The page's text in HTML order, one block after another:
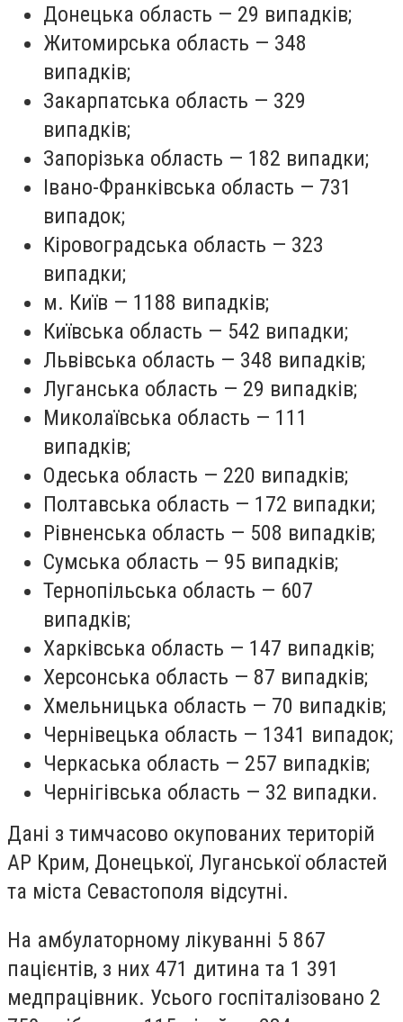
Донецька область — 29 випадків;
Житомирська область — 348
випадків;
Закарпатська область — 329
випадків;
Запорізька область — 182 випадки;
Івано-Франківська область — 731
випадок;
Кіровоградська область — 323
випадки;
м. Київ — 1188 випадків;
Київська область — 542 випадки;
Львівська область — 348 випадків;
Луганська область — 29 випадків;
Миколаївська область — 111
випадків;
Одеська область — 220 випадків;
Полтавська область — 172 випадки;
Рівненська область — 508 випадків;
Сумська область — 95 випадків;
Тернопільська область — 607
випадків;
Харківська область — 147 випадків;
Херсонська область — 87 випадків;
Хмельницька область — 70 випадків;
Чернівецька область — 1341 випадок;
Черкаська область — 257 випадків;
Чернігівська область — 32 випадки.
Дані з тимчасово окупованих територій
АР Крим, Донецької, Луганської областей
та міста Севастополя відсутні.
На амбулаторному лікуванні 5 867
пацієнтів, з них 471 дитина та 1 391
медпрацівник. Усього госпіталізовано 2